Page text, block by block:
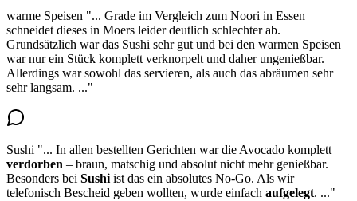
warme Speisen "... Grade im Vergleich zum Noori in Essen
schneidet dieses in Moers leider deutlich schlechter ab.
Grundsätzlich war das Sushi sehr gut und bei den warmen Speisen
warnur ein Stück komplett verknorpelt und daher ungenießbar.
Allerdings war sowohl das servieren, als auch das abräumen sehr
sehr langsam. ..."
Sushi "... In allen bestellten Gerichten war die Avocado komplett
verdorben – braun, matschig und absolut nicht mehr genießbar.
Besonders bei Sushi ist das ein absolutes No-Go. Als wir
telefonisch Bescheid geben wollten, wurde einfach aufgelegt. ..."